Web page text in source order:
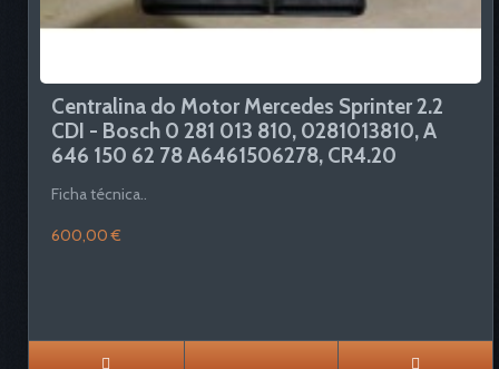
Centralina do Motor Mercedes Sprinter 2.2
CDI - Bosch 0 281 013 810, 0281013810, A
646 150 62 78 A6461506278, CR4.20
Ficha técnica..
600,00 €